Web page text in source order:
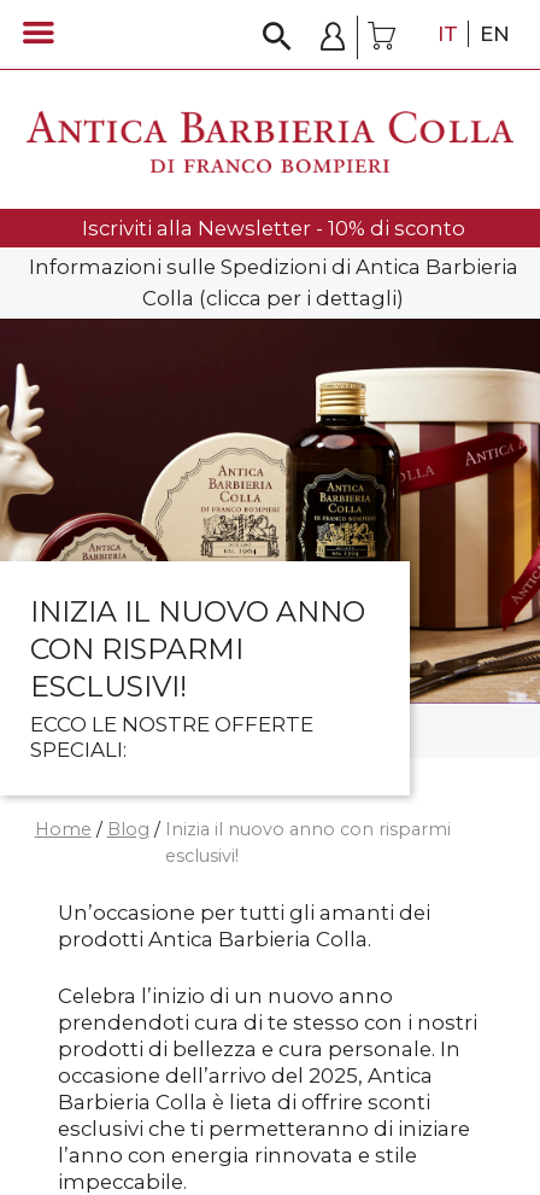
IT EN
Iscriviti alla Newsletter - 10% di sconto
Informazioni sulle Spedizioni di Antica Barbieria
Colla (clicca per i dettagli)
INIZIA IL NUOVO ANNO
CON RISPARMI
ESCLUSIVI!
ECCO LE NOSTRE OFFERTE
SPECIALI:
Home / Blog / Inizia il nuovo anno con risparmi
esclusivi!
Un’occasione per tutti gli amanti dei
prodotti Antica Barbieria Colla.
Celebra l’inizio di un nuovo anno
prendendoti cura di te stesso con i nostri
prodotti di bellezza e cura personale. In
occasione dell’arrivo del 2025, Antica
Barbieria Colla è lieta di offrire sconti
esclusivi che ti permetteranno di iniziare
l’anno con energia rinnovata e stile
impeccabile.